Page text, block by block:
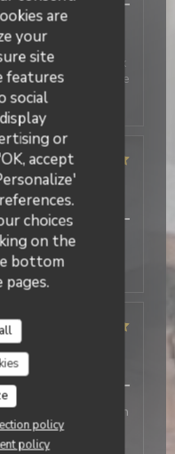
are
your
site
features
social
or
accept
choices
on the
bottom
policy
policy
ainsi que
eu la chance
un délice et copieux
Merci pour cette belle
:5/5 Value :
Service très
:5 /5
à l écoute. Ou on